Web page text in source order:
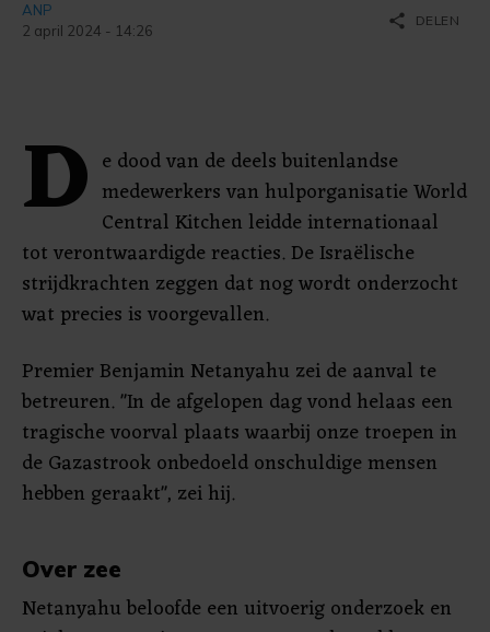
ANP
2 april 2024 - 14:26
share DELEN
D e dood van de deels buitenlandse
medewerkers van hulporganisatie World
Central Kitchen leidde internationaal
tot verontwaardigde reacties. De Israëlische
strijdkrachten zeggen dat nog wordt onderzocht
wat precies is voorgevallen.
Premier Benjamin Netanyahu zei de aanval te
betreuren. "In de afgelopen dag vond helaas een
tragische voorval plaats waarbij onze troepen in
de Gazastrook onbedoeld onschuldige mensen
hebben geraakt", zei hij.
Over zee
Netanyahu beloofde een uitvoerig onderzoek en